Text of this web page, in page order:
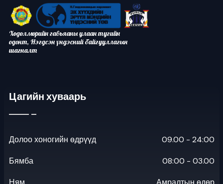
Хөдөлмөрийн гавьяаны улаан тугийн
одонт, Нэгдсэн үндэсний байгууллагын
шагналт
Цагийн хуваарь
Долоо хоногийн өдрүүд 09.00 - 24:00
Бямба 08:00 - 03.00